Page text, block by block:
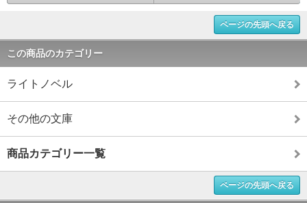
ページの先頭へ戻る
この商品のカテゴリー
ライトノベル
その他の文庫
商品カテゴリー一覧
ページの先頭へ戻る